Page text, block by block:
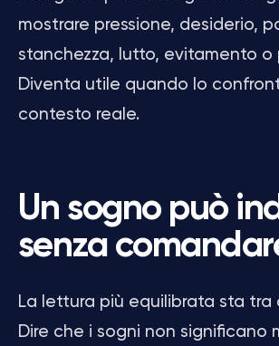
mostrare pressione, desiderio,
stanchezza, lutto, evitamento o
Diventa utile quando lo
contesto reale.
Un sogno può
senza
La lettura più equilibrata sta tra
Dire che i sogni non significano